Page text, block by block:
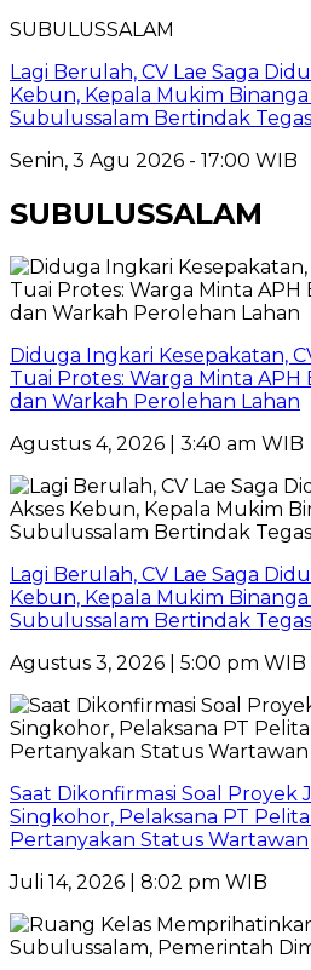
SUBULUSSALAM
Lagi Berulah, CV Lae Saga
Kebun, Kepala Mukim
Subulussalam Bertindak Tegas
Senin, 3 Agu 2026 - 17:00 WIB
SUBULUSSALAM
Diduga Ingkari Kesepakatan,
Tuai Protes: Warga Minta APH
dan Warkah Perolehan Lahan
Agustus 4, 2026 | 3:40 am WIB
Lagi Berulah, CV Lae Saga
Kebun, Kepala Mukim
Subulussalam Bertindak Tegas
Agustus 3, 2026 | 5:00 pm WIB
Saat Dikonfirmasi Soal Proyek
Singkohor, Pelaksana PT
Pertanyakan Status Wartawan
Juli 14, 2026 | 8:02 pm WIB